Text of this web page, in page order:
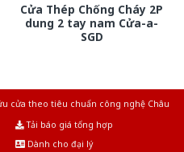
Cửa Thép Chống Cháy 2P
dung 2 tay nam Cửa-a-
SGD
cửa theo tiêu chuẩn công nghệ Châu
Tải báo giá tổng hợp
Dành cho đại lý